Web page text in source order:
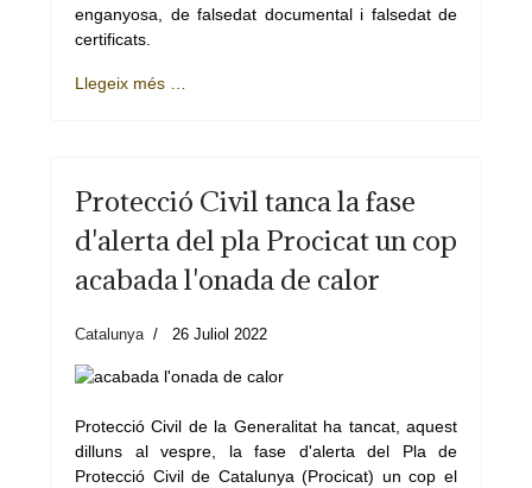
enganyosa, de falsedat documental i falsedat de
certificats.
Llegeix més …
Protecció Civil tanca la fase
d'alerta del pla Procicat un cop
acabada l'onada de calor
Catalunya 26 Juliol 2022
Protecció Civil de la Generalitat ha tancat, aquest
dilluns al vespre, la fase d'alerta del Pla de
Protecció Civil de Catalunya (Procicat) un cop el